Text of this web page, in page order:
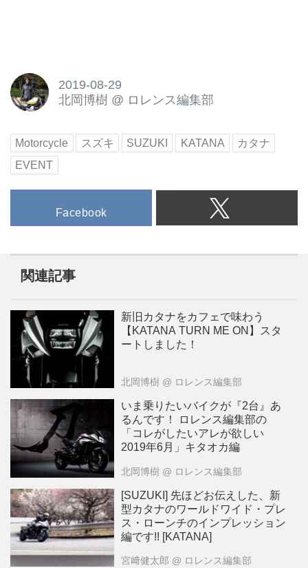
2019-08-29
北岡博樹 @ ロレンス編集部
Motorcycle スズキ SUZUKI KATANA
カタナ
EVENT
Facebook
関連記事
新旧カタナをカフェで味わう
【KATANA TURN ME ON】スタ
ートしました！
北岡博樹 @ ロレンス編集部
いま乗りたいバイクが『2台』あ
るんです！ ロレンス編集部の
「コレがしたいアレが欲しい
2019年6月」キタオカ編
北岡博樹 @ ロレンス編集部
[SUZUKI] 先ほどお伝えした、新
型カタナのワールドワイド・プレ
ス・ローンチのインプレッション
編です!! [KATANA]
宮﨑健太郎 @ ロレンス編集部